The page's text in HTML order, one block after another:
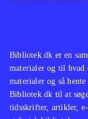
det spolerer
Bibliotek.dk er en
materialer og til hvad
materialer og så
Bibliotek.dk til at
tidsskrifter, artikler,